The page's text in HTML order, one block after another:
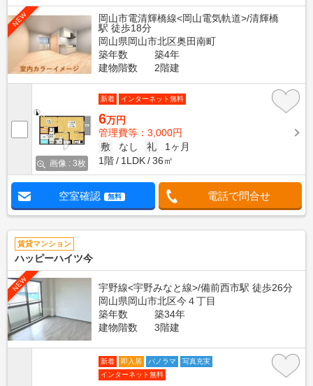
NEW
岡山市電清輝橋線<岡山電気軌道>/清輝橋
駅 徒歩18分
岡山県岡山市北区奥田南町
築年数
築4年
建物階数
2階建
画像 : 3枚
新着 インターネット無料
6万円
管理費等：3,000円
敷
なし 礼
1ヶ月
1階
1LDK 36㎡
空室確認 無料 電話で問合せ
賃貸マンション
ハッピーハイツ今
NEW
宇野線<宇野みなと線>/備前西市駅 徒歩26分
岡山県岡山市北区今４丁目
築年数
築34年
建物階数
3階建
新着 即入居 パノラマ
写真充実
インターネット無料